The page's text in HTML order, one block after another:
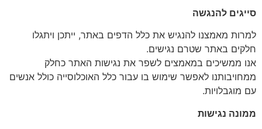
סייגים להנגשה
למרות מאמצנו להנגיש את כלל הדפים באתר, ייתכן ויתגלו
חלקים באתר שטרם נגישים.
אנו ממשיכים במאמצים לשפר את נגישות האתר כחלק
ממחויבותנו לאפשר שימוש בו עבור כלל האוכלוסייה כולל אנשים
עם מוגבלויות.
ממונה נגישות